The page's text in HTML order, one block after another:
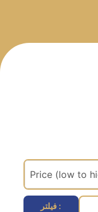
فیلتر :